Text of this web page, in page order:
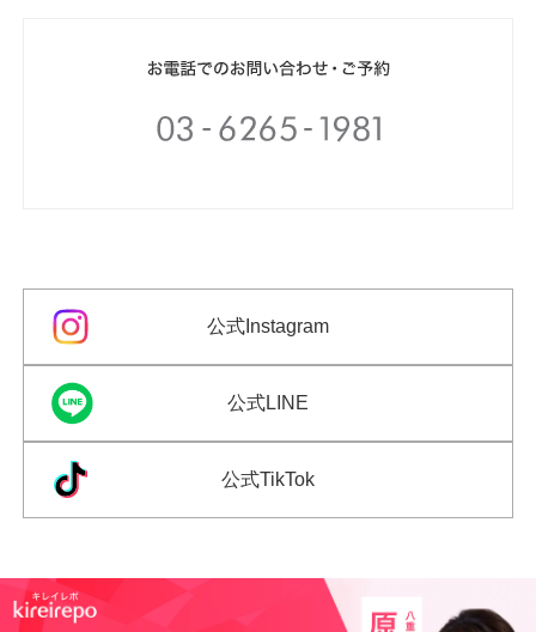
公式Instagram
公式LINE
公式TikTok